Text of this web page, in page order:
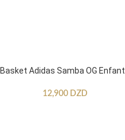
Basket Adidas Samba OG Enfant
12,900 DZD